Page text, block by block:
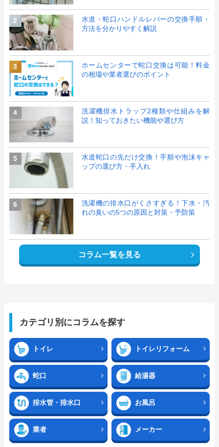
2
水道・蛇口ハンドルレバーの交換手順・
方法を分かりやすく解説
3
ホームセンターで蛇口交換は可能！料金
の相場や業者選びのポイント
4
洗濯機排水トラップ2種類や仕組みを解
説！知っておきたい機能や選び方
5
水道蛇口の先だけ交換！手順や泡沫キャ
ップの選び方・手入れ
6
洗濯機の排水口がくさすぎる！下水・汚
れの臭いの5つの原因と対策・予防策
コラム一覧を見る
カテゴリ別にコラムを探す
トイレ トイレリフォーム
蛇口 給湯器
排水管・排水口 お風呂
業者 メーカー